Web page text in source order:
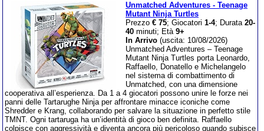
Unmatched Adventures - Teenage
Mutant Ninja Turtles
Prezzo € 75; Giocatori 1-4; Durata 20-
40 minuti; Età 9+
In Arrivo (uscita: 10/08/2026)
Unmatched Adventures – Teenage
Mutant Ninja Turtles porta Leonardo,
Raffaello, Donatello e Michelangelo
nel sistema di combattimento di
Unmatched, con una dimensione
cooperativa all’esperienza. Da 1 a 4 giocatori possono unire le forze nei
panni delle Tartarughe Ninja per affrontare minacce iconiche come
Shredder e Krang, collaborando per salvare la situazione in perfetto stile
TMNT. Ogni tartaruga ha un’identità di gioco ben definita. Raffaello
colpisce con aggressività e diventa ancora più pericoloso quando subisce